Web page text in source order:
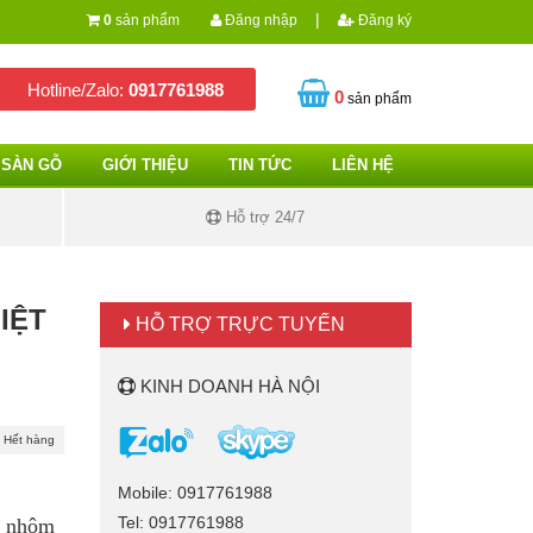
0 sản phẩm Đăng nhập | Đăng ký
Hotline/Zalo: 0917761988 0sản phẩm
SÀN GỖ GIỚI THIỆU TIN TỨC LIÊN HỆ
Hỗ trợ 24/7
Hết hàng
nhôm
HỖ TRỢ TRỰC TUYẾN
KINH DOANH HÀ NỘI
Mobile: 0917761988
Tel: 0917761988